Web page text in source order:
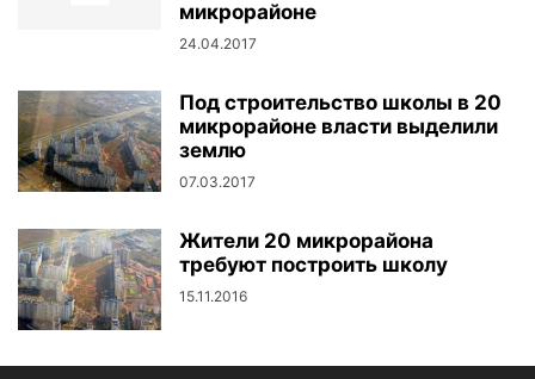
микрорайоне
24.04.2017
Под строительство школы в 20
микрорайоне власти выделили
землю
07.03.2017
Жители 20 микрорайона
требуют построить школу
15.11.2016